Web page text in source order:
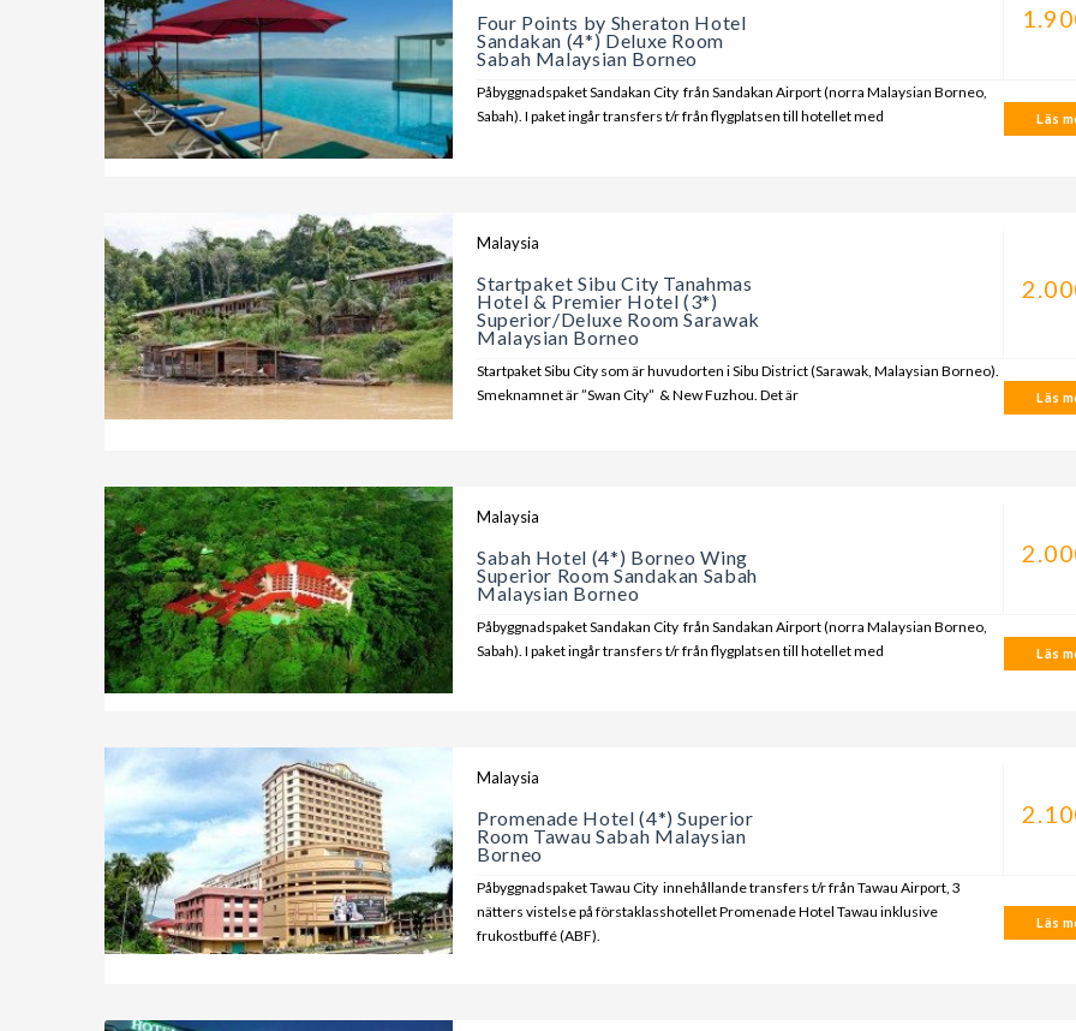
Four Points by Sheraton Hotel
Sandakan (4*) Deluxe Room
Sabah Malaysian Borneo
Påbyggnadspaket Sandakan City från Sandakan Airport (norra Malaysian Borneo,
Sabah). I paket ingår transfers t/r från flygplatsen till hotellet med
Läs
Malaysia
Startpaket Sibu City Tanahmas
Hotel & Premier Hotel (3*)
Superior/Deluxe Room Sarawak
Malaysian Borneo
Startpaket Sibu City som är huvudorten i Sibu District (Sarawak, Malaysian Borneo).
Smeknamnet är ”Swan City” & New Fuzhou. Det är
Läs
Malaysia
Sabah Hotel (4*) Borneo Wing
Superior Room Sandakan Sabah
Malaysian Borneo
Påbyggnadspaket Sandakan City från Sandakan Airport (norra Malaysian Borneo,
Sabah). I paket ingår transfers t/r från flygplatsen till hotellet med
Läs
Malaysia
Promenade Hotel (4*) Superior
Room Tawau Sabah Malaysian
Borneo
Påbyggnadspaket Tawau City innehållande transfers t/r från Tawau Airport, 3
nätters vistelse på förstaklasshotellet Promenade Hotel Tawau inklusive
frukostbuffé (ABF).
Läs